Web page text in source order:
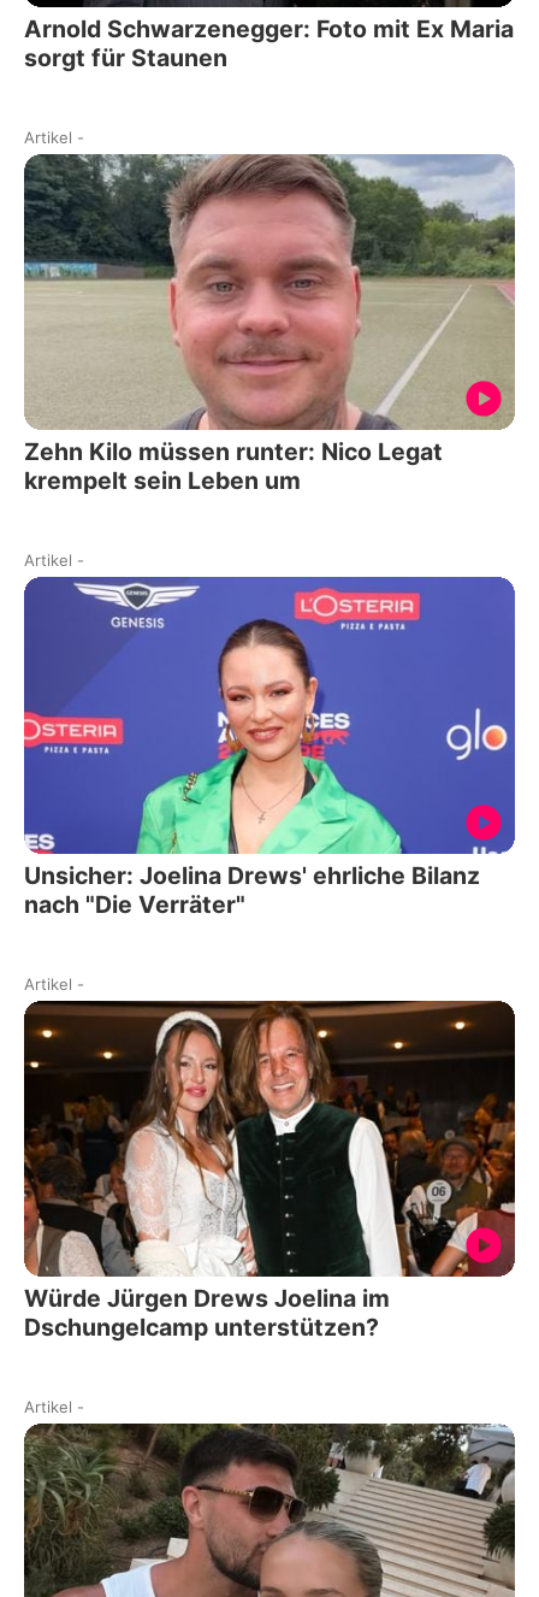
Arnold Schwarzenegger: Foto mit Ex Maria
sorgt für Staunen
Artikel -
Zehn Kilo müssen runter: Nico Legat
krempelt sein Leben um
Artikel -
Unsicher: Joelina Drews' ehrliche Bilanz
nach "Die Verräter"
Artikel -
Würde Jürgen Drews Joelina im
Dschungelcamp unterstützen?
Artikel -